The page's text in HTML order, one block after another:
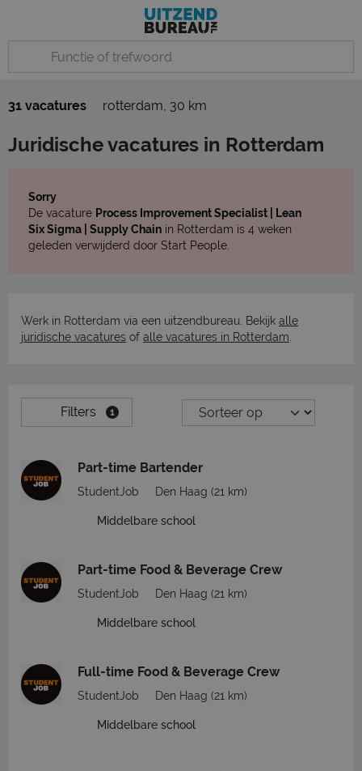
31 vacatures rotterdam, 30 km
Juridische vacatures in Rotterdam
Sorry
De vacature Process Improvement Specialist | Lean
Six Sigma | Supply Chain in Rotterdam is 4 weken
geleden verwijderd door Start People.
Werk in Rotterdam via een uitzendbureau. Bekijk alle
juridische vacatures of alle vacatures in Rotterdam
Filters 1
Part-time Bartender
StudentJob Den Haag (21 km)
Middelbare school
Part-time Food & Beverage Crew
StudentJob Den Haag (21 km)
Middelbare school
Full-time Food & Beverage Crew
StudentJob Den Haag (21 km)
Middelbare school